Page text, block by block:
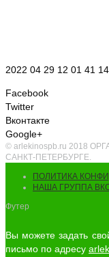
2022 04 29 12 01 41 14
Facebook
Twitter
Вконтакте
Google+
© arlekinospb.ru 2018
САНКТ-ПЕТЕРБУРГЕ.
ПОЛИТИКА
НАША ГРУППА
Футер
Вы можете задать
письмо по адресу